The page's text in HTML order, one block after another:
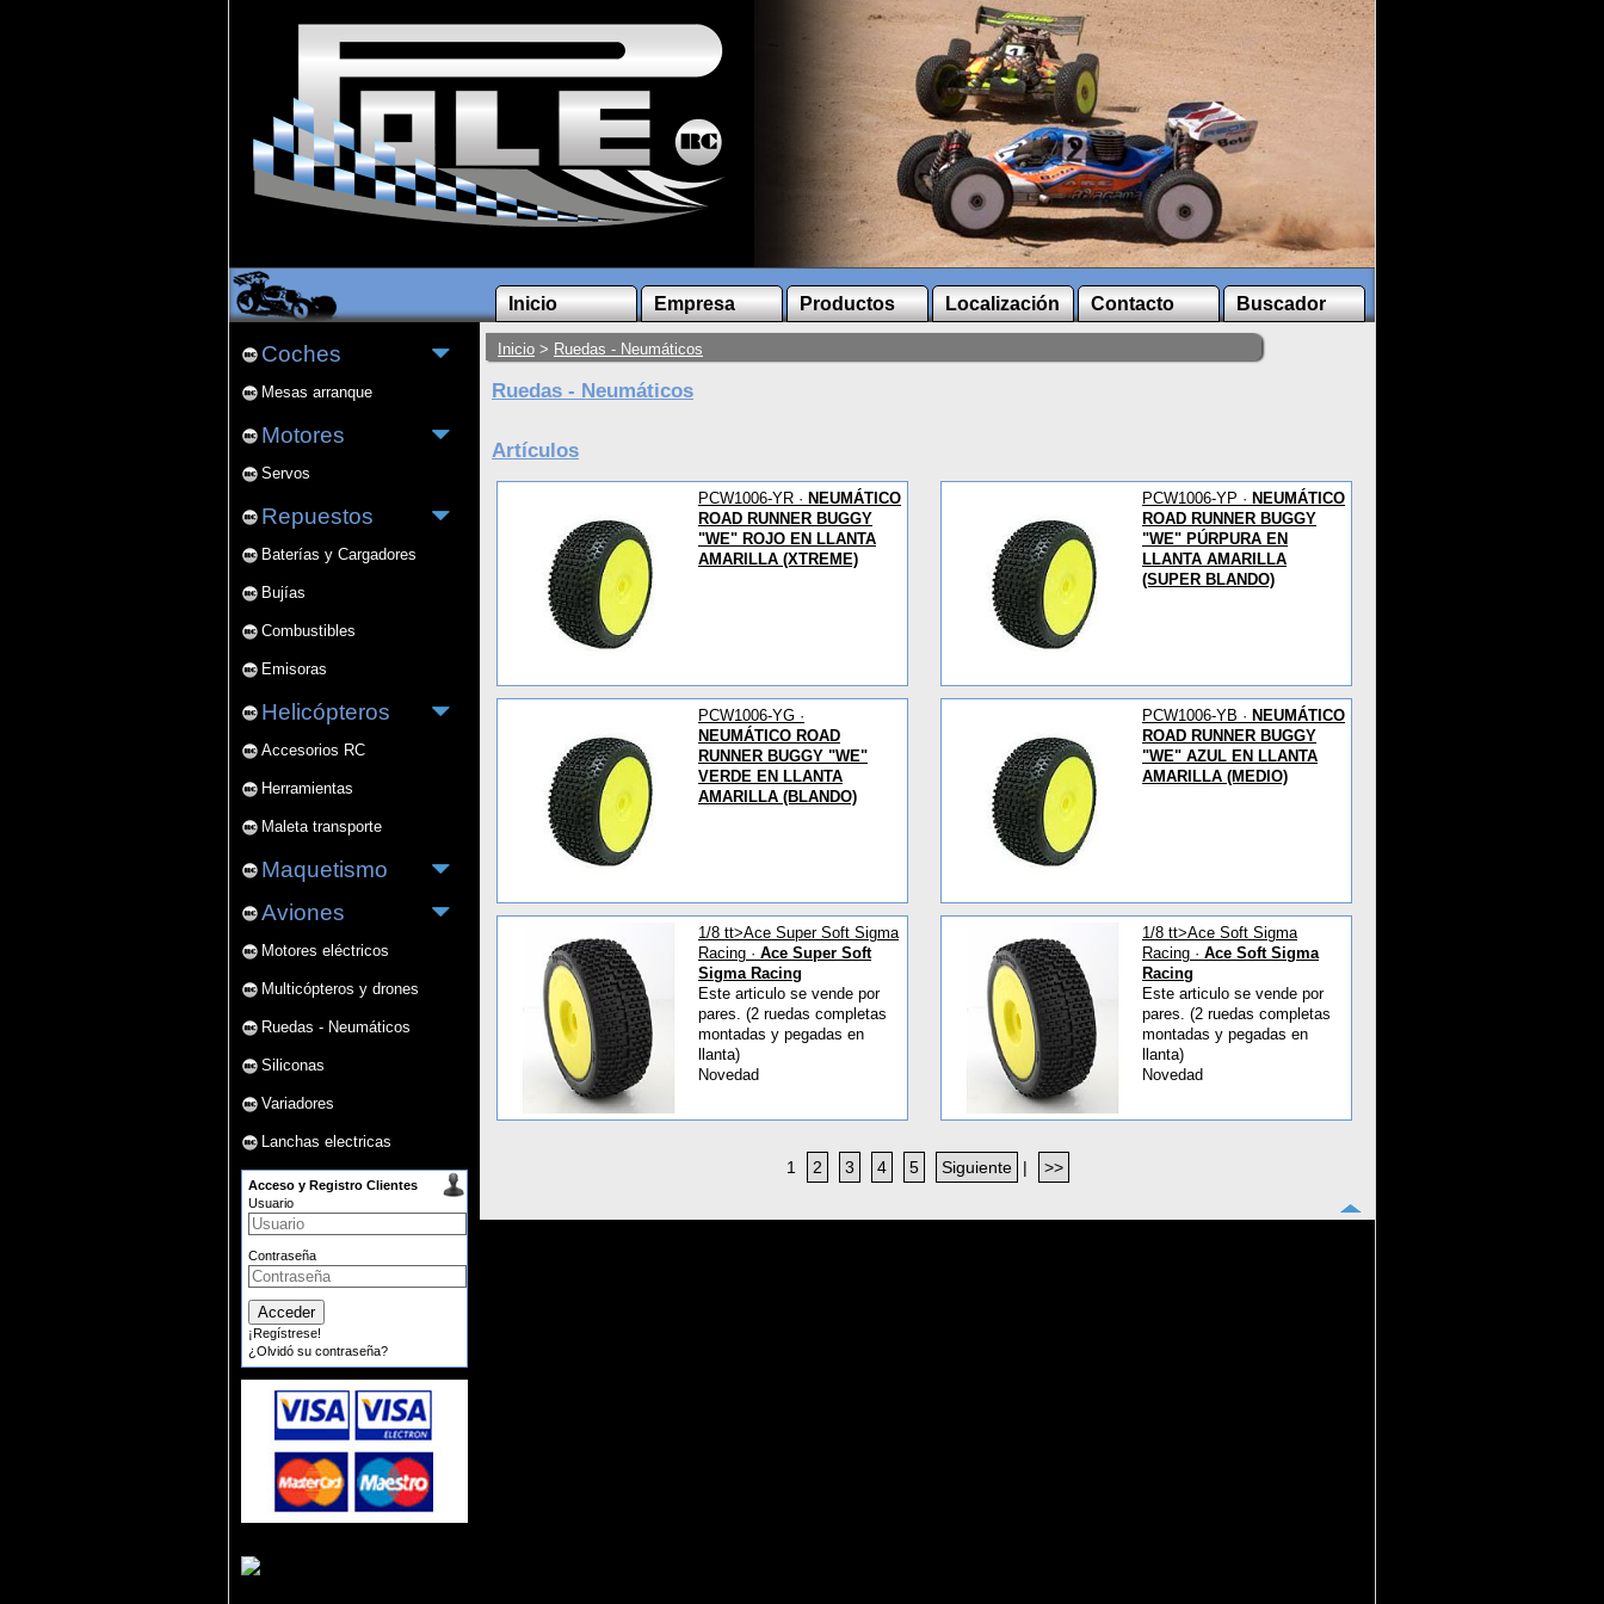
Inicio Empresa Productos Localización Contacto Buscador
Coches
Mesas arranque
Motores
Servos
Repuestos
Baterías y Cargadores
Bujías
Combustibles
Emisoras
Helicópteros
Accesorios RC
Herramientas
Maleta transporte
Maquetismo
Aviones
Motores eléctricos
Multicópteros y drones
Ruedas - Neumáticos
Siliconas
Variadores
Lanchas electricas
Acceso y Registro Clientes
Usuario
Contraseña
¡Regístrese!
¿Olvidó su contraseña?
Inicio > Ruedas - Neumáticos
Ruedas - Neumáticos
Artículos
PCW1006-YR · NEUMÁTICO
ROAD RUNNER BUGGY
"WE" ROJO EN LLANTA
AMARILLA (XTREME)
PCW1006-YP · NEUMÁTICO
ROAD RUNNER BUGGY
"WE" PÚRPURA EN
LLANTA AMARILLA
(SUPER BLANDO)
PCW1006-YG ·
NEUMÁTICO ROAD
RUNNER BUGGY "WE"
VERDE EN LLANTA
AMARILLA (BLANDO)
PCW1006-YB · NEUMÁTICO
ROAD RUNNER BUGGY
"WE" AZUL EN LLANTA
AMARILLA (MEDIO)
1/8 tt>Ace Super Soft Sigma
Racing · Ace Super Soft
Sigma Racing
Este articulo se vende por
pares. (2 ruedas completas
montadas y pegadas en
llanta)
Novedad
1/8 tt>Ace Soft Sigma
Racing · Ace Soft Sigma
Racing
Este articulo se vende por
pares. (2 ruedas completas
montadas y pegadas en
llanta)
Novedad
1 2 3 4 5 Siguiente | >>